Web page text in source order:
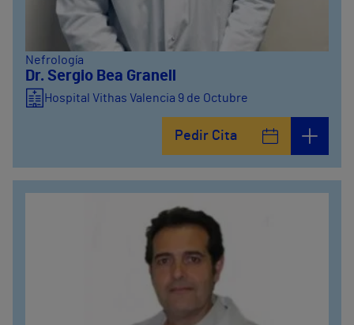
Nefrología
Dr. Sergio Bea Granell
Hospital Vithas Valencia 9 de Octubre
Pedir Cita